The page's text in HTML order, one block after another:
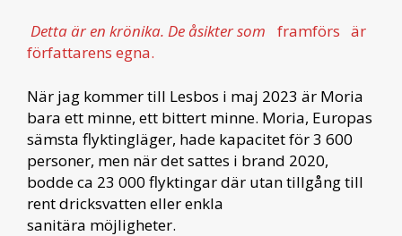
Detta är en krönika. De åsikter som framförs är
författarens egna.
När jag kommer till Lesbos i maj 2023 är Moria
bara ett minne, ett bittert minne. Moria, Europas
sämsta flyktingläger, hade kapacitet för 3 600
personer, men när det sattes i brand 2020,
bodde ca 23 000 flyktingar där utan tillgång till
rent dricksvatten eller enkla
sanitära möjligheter.